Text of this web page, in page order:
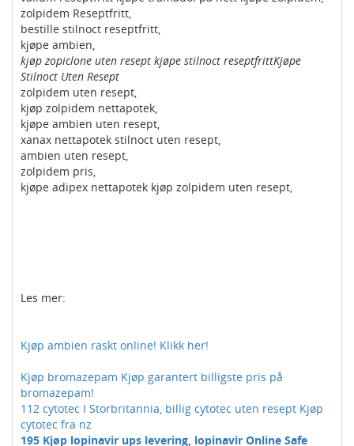
zolpidem Reseptfritt,
bestille stilnoct reseptfritt,
kjøpe ambien,
kjøp zopiclone uten resept kjøpe stilnoct reseptfrittKjøpe
Stilnoct Uten Resept
zolpidem uten resept,
kjøp zolpidem nettapotek,
kjøpe ambien uten resept,
xanax nettapotek stilnoct uten resept,
ambien uten resept,
zolpidem pris,
kjøpe adipex nettapotek kjøp zolpidem uten resept,
Les mer:
Kjøp ambien raskt online! Klikk her!
Kjøp bromazepam Kjøp garantert billigste pris på
bromazepam!
112 cytotec I Storbritannia, billig cytotec uten resept Kjøp
cytotec fra nz
195 Kjøp lopinavir ups levering, lopinavir Online Safe